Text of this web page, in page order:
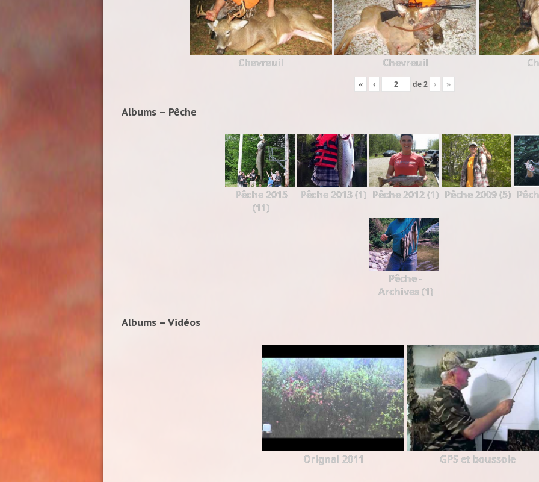
Chevreuil Chevreuil
« ‹ de2 › »
Albums – Pêche
Pêche 2015
(11)
Pêche 2013 (1) Pêche 2012 (1) Pêche 2009 (5)
Pêche -
Archives (1)
Albums – Vidéos
Orignal 2011 GPS et boussole